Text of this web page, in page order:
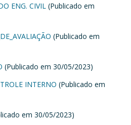
ENG. CIVIL (Publicado em
(Publicado em
(Publicado em 30/05/2023)
INTERNO (Publicado em
em 30/05/2023)